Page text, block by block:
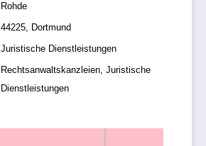
Rohde
44225, Dortmund
Juristische Dienstleistungen
Rechtsanwaltskanzleien, Juristische
Dienstleistungen